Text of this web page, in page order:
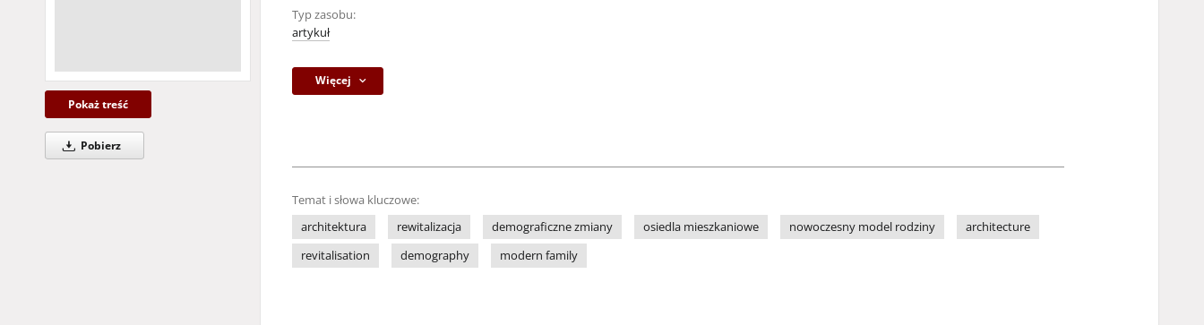
Pokaż treść
Pobierz
Typ zasobu:
artykuł
Więcej
Temat i słowa kluczowe:
architektura
rewitalizacja demograficzne zmiany osiedla mieszkaniowe nowoczesny model rodziny
architecture
revitalisation
demography modern family